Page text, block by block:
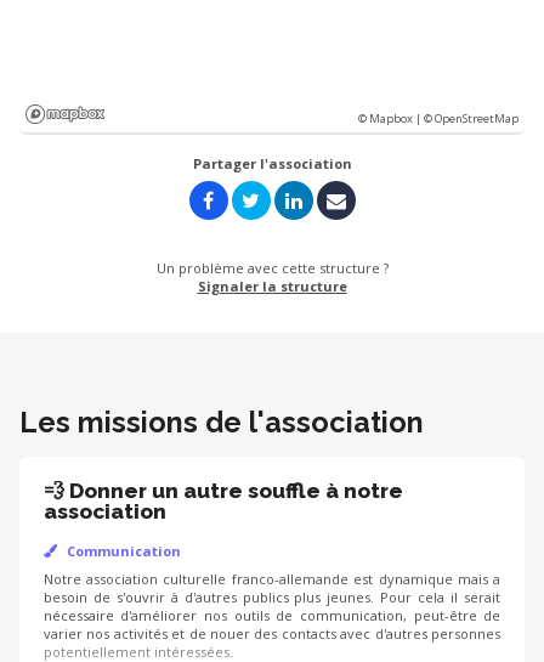
© Mapbox |© OpenStreetMap
Partager l'association
Un problème avec cette structure ?
Signaler la structure
Les missions de l'association
💨 Donner un autre souffle à notre
association
Communication
Notre association culturelle franco-allemande est dynamique mais a
besoin de s'ouvrir à d'autres publics plus jeunes. Pour cela il serait
nécessaire d'améliorer nos outils de communication, peut-être de
varier nos activités et de nouer des contacts avec d'autres personnes
potentiellement intéressées.